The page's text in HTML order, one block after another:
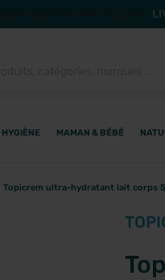
HYGIÈNE MAMAN & BÉBÉ
Topicrem ultra-hydratant lait corps